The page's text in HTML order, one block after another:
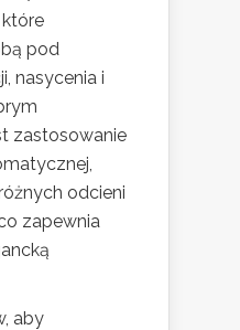
pod
nasycenia i
zastosowanie
odcieni
zapewnia
aby